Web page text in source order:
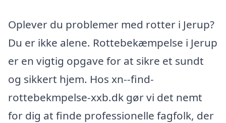
Oplever du problemer med rotter i Jerup?
Du er ikke alene. Rottebekæmpelse i Jerup
er en vigtig opgave for at sikre et sundt
og sikkert hjem. Hos xn--find-
rottebekmpelse-xxb.dk gør vi det nemt
for dig at finde professionelle fagfolk, der